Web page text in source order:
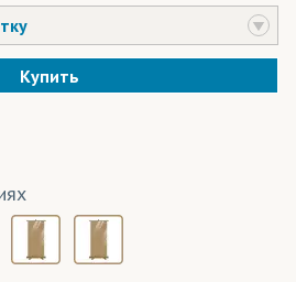
Купить